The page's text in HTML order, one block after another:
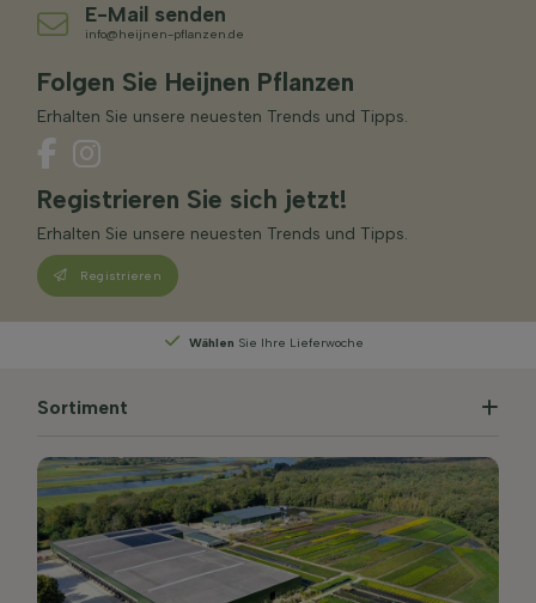
E-Mail senden
info@heijnen-pflanzen.de
Folgen Sie Heijnen Pflanzen
Erhalten Sie unsere neuesten Trends und Tipps.
Registrieren Sie sich jetzt!
Erhalten Sie unsere neuesten Trends und Tipps.
Registrieren
Wählen Sie Ihre Lieferwoche
Sortiment